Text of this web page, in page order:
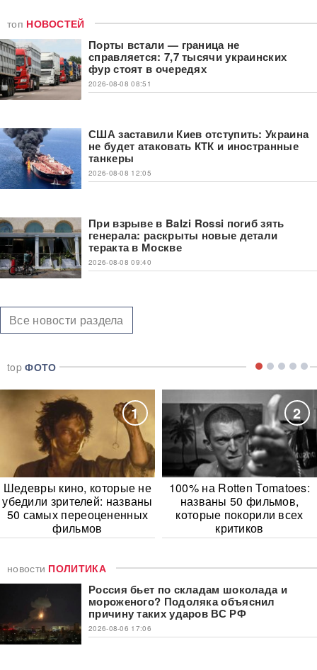
топ НОВОСТЕЙ
Порты встали — граница не
справляется: 7,7 тысячи украинских
фур стоят в очередях
2026-08-08 08:51
США заставили Киев отступить: Украина
не будет атаковать КТК и иностранные
танкеры
2026-08-08 12:05
При взрыве в Balzi Rossi погиб зять
генерала: раскрыты новые детали
теракта в Москве
2026-08-08 09:40
Все новости раздела
topФОТО
1
Шедевры кино, которые не
убедили зрителей: названы
50 самых переоцененных
фильмов
2
100% на Rotten Tomatoes:
названы 50 фильмов,
которые покорили всех
критиков
новости ПОЛИТИКА
Россия бьет по складам шоколада и
мороженого? Подоляка объяснил
причину таких ударов ВС РФ
2026-08-06 17:06